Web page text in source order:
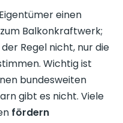
einen
zum Balkonkraftwerk;
Regel nicht, nur die
Wichtig ist
bundesweiten
gibt es nicht. Viele
fördern